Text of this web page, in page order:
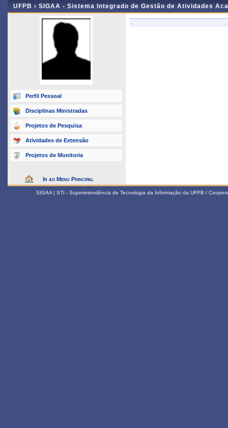
UFPB › SIGAA - Sistema Integrado de Gestão de Atividades
Perfil Pessoal
Disciplinas Ministradas
Projetos de Pesquisa
Atividades de Extensão
Projetos de Monitoria
Ir ao Menu Principal
-
SIGAA | STI - Superintendência de Tecnologia da Informação da UFPB /